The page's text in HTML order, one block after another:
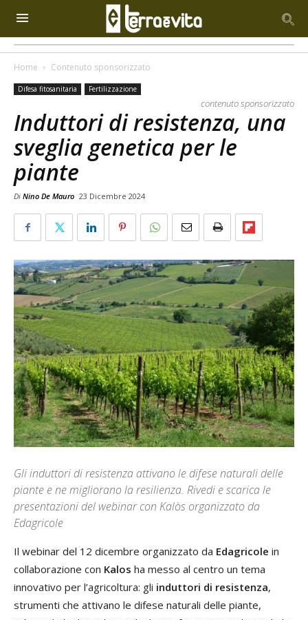
Home Contenuto sponsorizzato
Difesa fitosanitaria Fertilizzazione
contenuto sponsorizzato
Induttori di resistenza, una
sveglia genetica per le
piante
Di Nino De Mauro 23 Dicembre 2024
Gli induttori di resistenza attivano le difese naturali delle
piante e ne migliorano la resilienza. Rivedi e scarica le
presentazioni del webinar con Kalòs organizzato da
Edagricole
Il webinar del 12 dicembre organizzato da Edagricole in
collaborazione con Kalos ha messo al centro un tema
innovativo per l’agricoltura: gli induttori di resistenza,
strumenti che attivano le difese naturali delle piante,